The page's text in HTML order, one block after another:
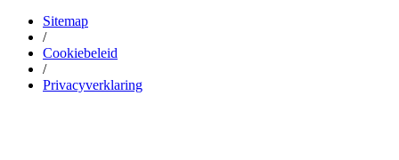
Sitemap
/
Cookiebeleid
/
Privacyverklaring